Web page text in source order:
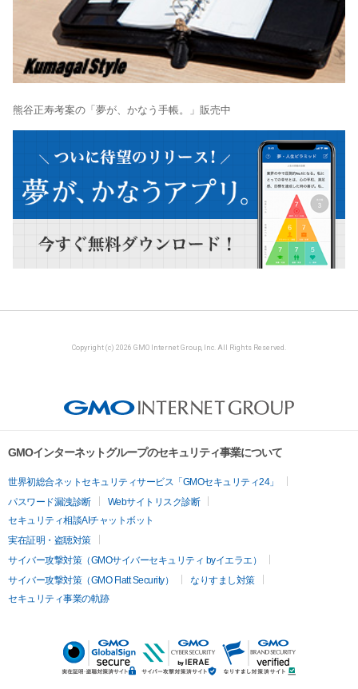
熊谷正寿考案の「夢が、かなう手帳。」販売中
Copyright (c) 2026 GMO Internet Group, Inc. All Rights Reserved.
GMOインターネットグループのセキュリティ事業について
世界初総合ネットセキュリティサービス「GMOセキュリティ24」
パスワード漏洩診断
Webサイトリスク診断
セキュリティ相談AIチャットボット
実在証明・盗聴対策
サイバー攻撃対策（GMOサイバーセキュリティ byイエラエ）
サイバー攻撃対策（GMO Flatt Security）
なりすまし対策
セキュリティ事業の軌跡